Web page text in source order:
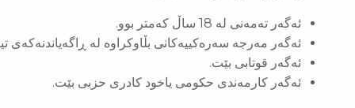
ئەگەر تەمەنی لە 18 ساڵ کەمتر بوو.
ئەگەر مەرجە سەرەکییەکانی بڵاوکراوە لە ڕاگەیاندنەکەی
ئەگەر قوتابی بێت.
ئەگەر کارمەندی حکومی یاخود کادری حزبی بێت.